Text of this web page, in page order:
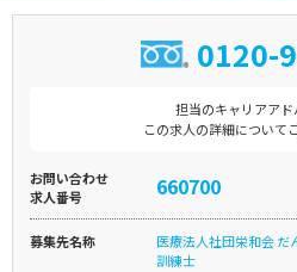
0120-
担当のキャリアア
この求人の詳細について
お問い合わせ
求人番号
660700
募集先名称
医療法人社団栄和会 だ
訓練士